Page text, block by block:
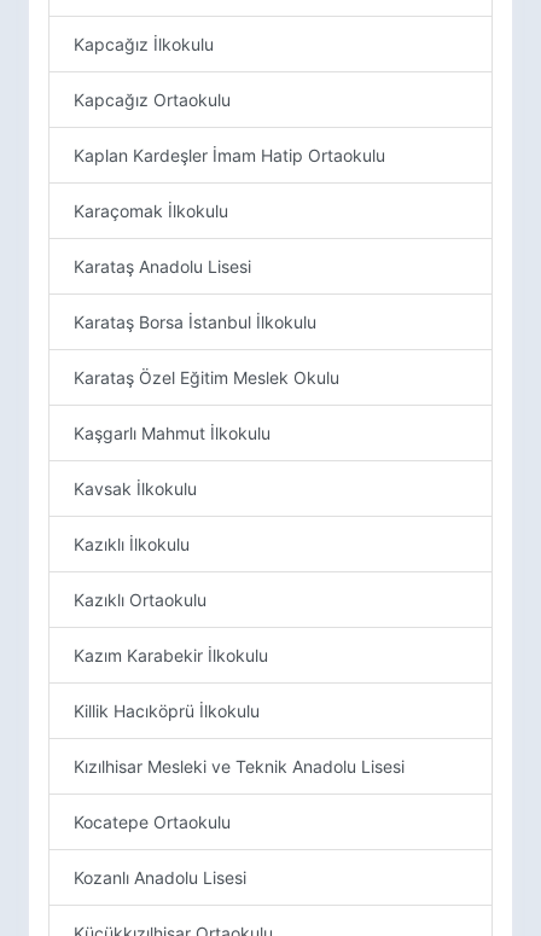
Kapcağız İlkokulu
Kapcağız Ortaokulu
Kaplan Kardeşler İmam Hatip Ortaokulu
Karaçomak İlkokulu
Karataş Anadolu Lisesi
Karataş Borsa İstanbul İlkokulu
Karataş Özel Eğitim Meslek Okulu
Kaşgarlı Mahmut İlkokulu
Kavsak İlkokulu
Kazıklı İlkokulu
Kazıklı Ortaokulu
Kazım Karabekir İlkokulu
Killik Hacıköprü İlkokulu
Kızılhisar Mesleki ve Teknik Anadolu Lisesi
Kocatepe Ortaokulu
Kozanlı Anadolu Lisesi